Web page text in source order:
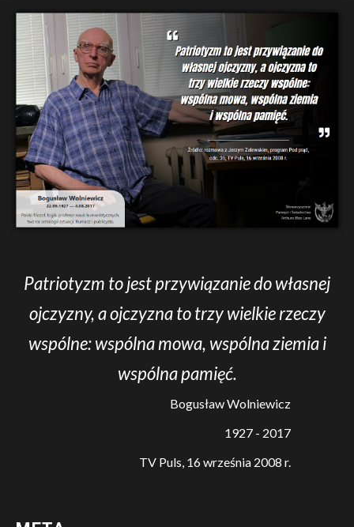
Patriotyzm to jest przywiązanie do własnej
ojczyzny, a ojczyzna to trzy wielkie rzeczy
wspólne: wspólna mowa, wspólna ziemia i
wspólna pamięć.
Bogusław Wolniewicz
1927 - 2017
TV Puls, 16 września 2008 r.